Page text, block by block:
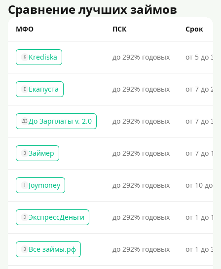
Сравнение лучших займов
МФО ПСК Срок
K Krediska до 292% годовых от 5 до
Е Екапуста до 292% годовых от 7 до
ДЗ До Зарплаты v. 2.0 до 292% годовых от 7 до
З Займер до 292% годовых от 7 до
J Joymoney до 292% годовых от 10 до
Э ЭкспрессДеньги до 292% годовых от 1 до
З Все займы.рф до 292% годовых от 1 до